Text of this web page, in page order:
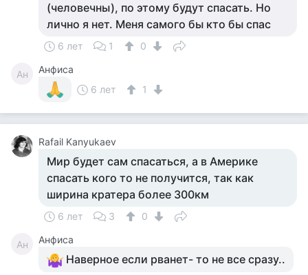
(человечны), по этому будут спасать. Но
лично я нет. Меня самого бы кто бы спас
6 лет 1 0
Ан
Анфиса
6 лет
1
Rafail Kanyukaev
Мир будет сам спасаться, а в Америке
спасать кого то не получится, так как
ширина кратера более 300км
6 лет 3 0
Ан Анфиса
Наверное если рванет- то не все сразу..